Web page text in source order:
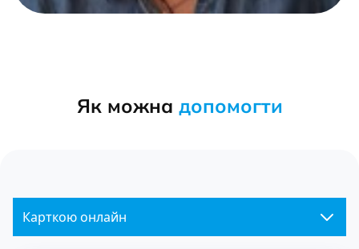
Як можна допомогти
Карткою онлайн